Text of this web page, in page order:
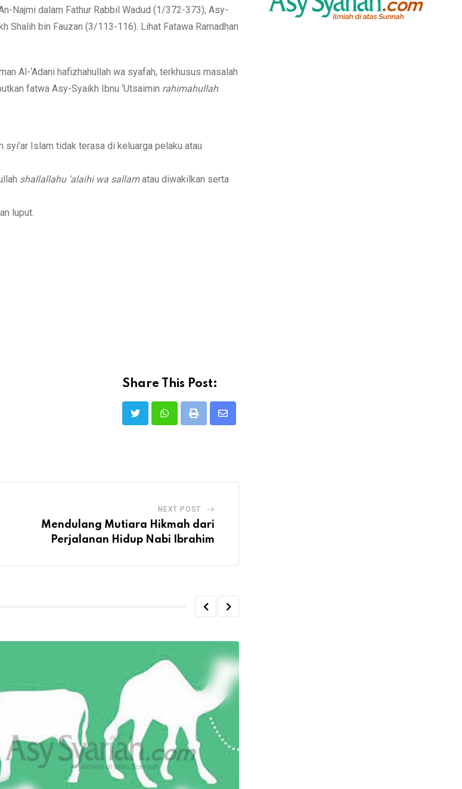
Najmi dalam Fathur Rabbil Wadud (1/372-373), Asy-
Shalih bin Fauzan (3/113-116). Lihat Fatawa Ramadhan
Al-‘Adani hafizhahullah wa syafah, terkhusus masalah
fatwa Asy-Syaikh Ibnu ‘Utsaimin rahimahullah.
syi’ar Islam tidak terasa di keluarga pelaku atau
shallallahu ‘alaihi wa sallamatau diwakilkan serta
luput.
Share This Post:
Print
Share
NEXT POST
Mendulang Mutiara Hikmah dari
Perjalanan Hidup Nabi Ibrahim